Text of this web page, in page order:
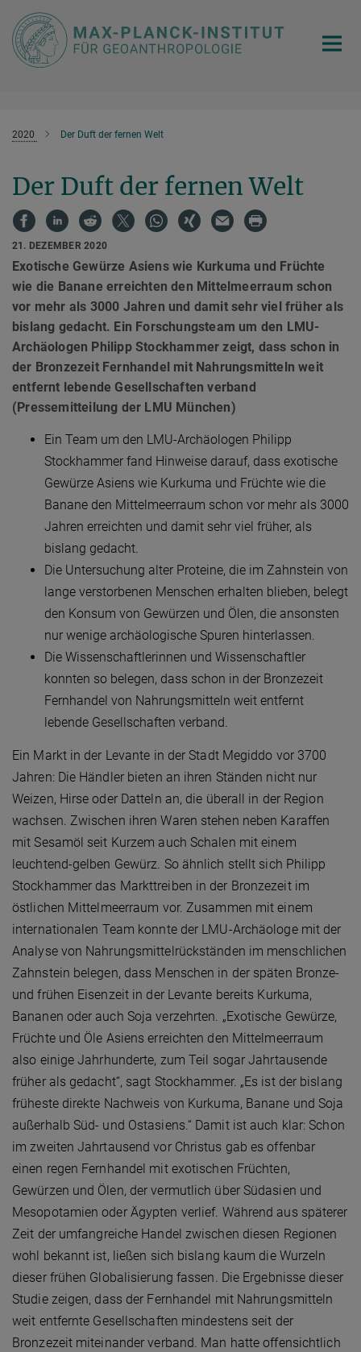
Hauptinhalt
2020 Der Duft der fernen Welt
Der Duft der fernen Welt
21. DEZEMBER 2020
Exotische Gewürze Asiens wie Kurkuma und Früchte
wie die Banane erreichten den Mittelmeerraum schon
vor mehr als 3000 Jahren und damit sehr viel früher als
bislang gedacht. Ein Forschungsteam um den LMU-
Archäologen Philipp Stockhammer zeigt, dass schon in
der Bronzezeit Fernhandel mit Nahrungsmitteln weit
entfernt lebende Gesellschaften verband
(Pressemitteilung der LMU München)
Ein Team um den LMU-Archäologen Philipp
Stockhammer fand Hinweise darauf, dass exotische
Gewürze Asiens wie Kurkuma und Früchte wie die
Banane den Mittelmeerraum schon vor mehr als 3000
Jahren erreichten und damit sehr viel früher, als
bislang gedacht.
Die Untersuchung alter Proteine, die im Zahnstein von
lange verstorbenen Menschen erhalten blieben, belegt
den Konsum von Gewürzen und Ölen, die ansonsten
nur wenige archäologische Spuren hinterlassen.
Die Wissenschaftlerinnen und Wissenschaftler
konnten so belegen, dass schon in der Bronzezeit
Fernhandel von Nahrungsmitteln weit entfernt
lebende Gesellschaften verband.
Ein Markt in der Levante in der Stadt Megiddo vor 3700
Jahren: Die Händler bieten an ihren Ständen nicht nur
Weizen, Hirse oder Datteln an, die überall in der Region
wachsen. Zwischen ihren Waren stehen neben Karaffen
mit Sesamöl seit Kurzem auch Schalen mit einem
leuchtend-gelben Gewürz. So ähnlich stellt sich Philipp
Stockhammer das Markttreiben in der Bronzezeit im
östlichen Mittelmeerraum vor. Zusammen mit einem
internationalen Team konnte der LMU-Archäologe mit der
Analyse von Nahrungsmittelrückständen im menschlichen
Zahnstein belegen, dass Menschen in der späten Bronze-
und frühen Eisenzeit in der Levante bereits Kurkuma,
Bananen oder auch Soja verzehrten. „Exotische Gewürze,
Früchte und Öle Asiens erreichten den Mittelmeerraum
also einige Jahrhunderte, zum Teil sogar Jahrtausende
früher als gedacht“, sagt Stockhammer. „Es ist der bislang
früheste direkte Nachweis von Kurkuma, Banane und Soja
außerhalb Süd- und Ostasiens.“ Damit ist auch klar: Schon
im zweiten Jahrtausend vor Christus gab es offenbar
einen regen Fernhandel mit exotischen Früchten,
Gewürzen und Ölen, der vermutlich über Südasien und
Mesopotamien oder Ägypten verlief. Während aus späterer
Zeit der umfangreiche Handel zwischen diesen Regionen
wohl bekannt ist, ließen sich bislang kaum die Wurzeln
dieser frühen Globalisierung fassen. Die Ergebnisse dieser
Studie zeigen, dass der Fernhandel mit Nahrungsmitteln
weit entfernte Gesellschaften mindestens seit der
Bronzezeit miteinander verband. Man hatte offensichtlich